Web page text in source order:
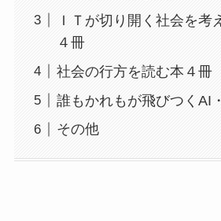
ＩＴが切り開く社会を考
４冊
社会の行方を読む本４冊
誰もかれもが飛びつくAI
その他